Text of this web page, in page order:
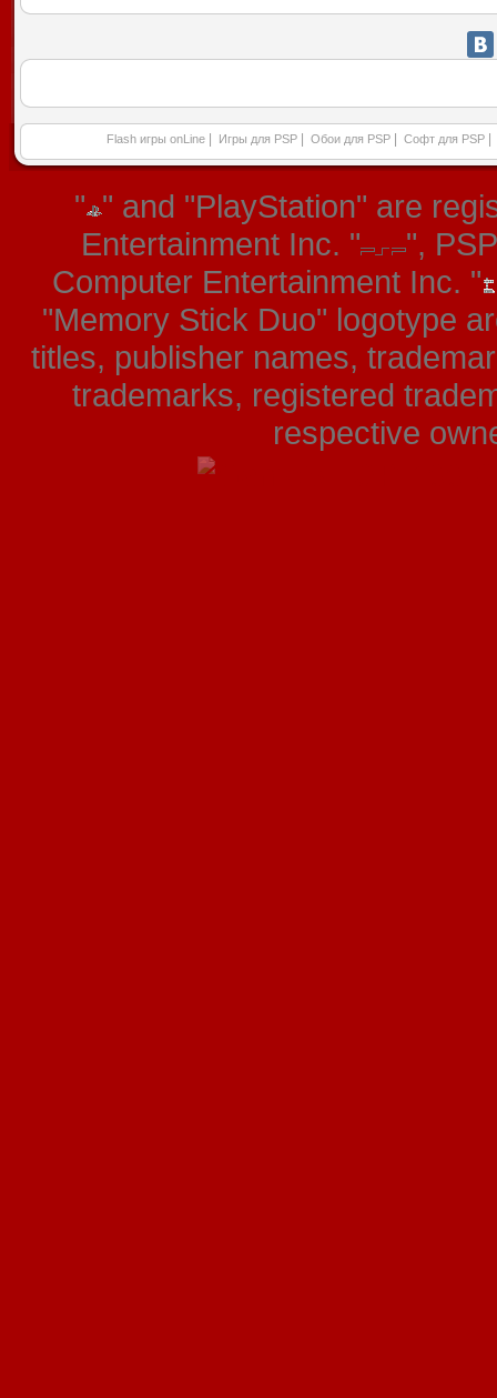
Flash игры onLine Игры для PSP Обои для PSP Софт для PSP
" " and "PlayStation" are
Entertainment Inc. "
",
Computer Entertainment Inc. "
"Memory Stick Duo" logotype
titles, publisher names,
trademarks, registered
respective